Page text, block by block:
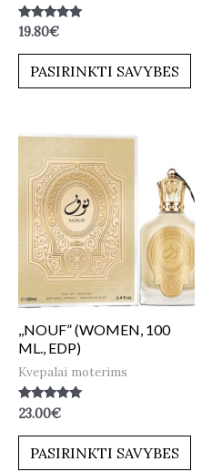
Įvertinimas:
iš 5
19.80€
PASIRINKTI SAVYBES
,,NOUF” (WOMEN, 100
ML., EDP)
Kvepalai moterims
Įvertinimas:
5.00
iš 5
23.00€
PASIRINKTI SAVYBES